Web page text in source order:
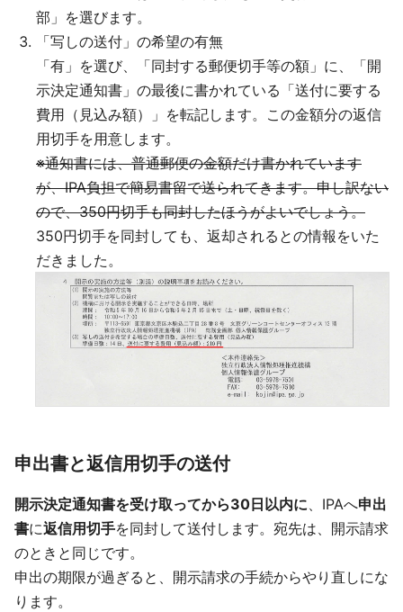
部」を選びます。
「写しの送付」の希望の有無
「有」を選び、「同封する郵便切手等の額」に、「開
示決定通知書」の最後に書かれている「送付に要する
費用（見込み額）」を転記します。この金額分の返信
用切手を用意します。
※通知書には、普通郵便の金額だけ書かれています
が、IPA負担で簡易書留で送られてきます。申し訳ない
ので、350円切手も同封したほうがよいでしょう。
350円切手を同封しても、返却されるとの情報をいた
だきました。
申出書と返信用切手の送付
開示決定通知書を受け取ってから30日以内に 、IPAへ申出
書に返信用切手を同封して送付します。宛先は、開示請求
のときと同じです。
申出の期限が過ぎると、開示請求の手続からやり直しにな
ります。